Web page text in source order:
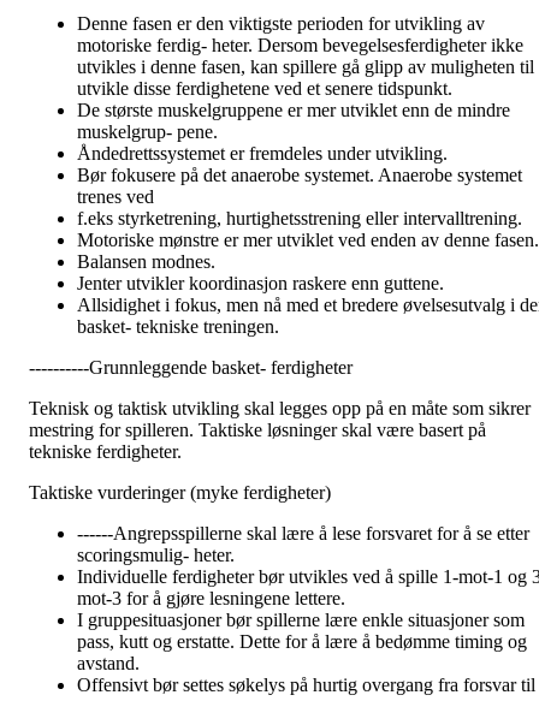
Denne fasen er den viktigste perioden for utvikling av
motoriske ferdig- heter. Dersom bevegelsesferdigheter ikke
utvikles i denne fasen, kan spillere gå glipp av muligheten til
utvikle disse ferdighetene ved et senere tidspunkt.
De største muskelgruppene er mer utviklet enn de mindre
muskelgrup- pene.
Åndedrettssystemet er fremdeles under utvikling.
Bør fokusere på det anaerobe systemet. Anaerobe systemet
trenes ved
f.eks styrketrening, hurtighetsstrening eller intervalltrening.
Motoriske mønstre er mer utviklet ved enden av denne fasen.
Balansen modnes.
Jenter utvikler koordinasjon raskere enn guttene.
Allsidighet i fokus, men nå med et bredere øvelsesutvalg i
basket- tekniske treningen.
----------Grunnleggende basket- ferdigheter
Teknisk og taktisk utvikling skal legges opp på en måte som sikrer
mestring for spilleren. Taktiske løsninger skal være basert på
tekniske ferdigheter.
Taktiske vurderinger (myke ferdigheter)
------Angrepsspillerne skal lære å lese forsvaret for å se etter
scoringsmulig- heter.
Individuelle ferdigheter bør utvikles ved å spille 1-mot-1 og
mot-3 for å gjøre lesningene lettere.
I gruppesituasjoner bør spillerne lære enkle situasjoner som
pass, kutt og erstatte. Dette for å lære å bedømme timing og
avstand.
Offensivt bør settes søkelys på hurtig overgang fra forsvar til